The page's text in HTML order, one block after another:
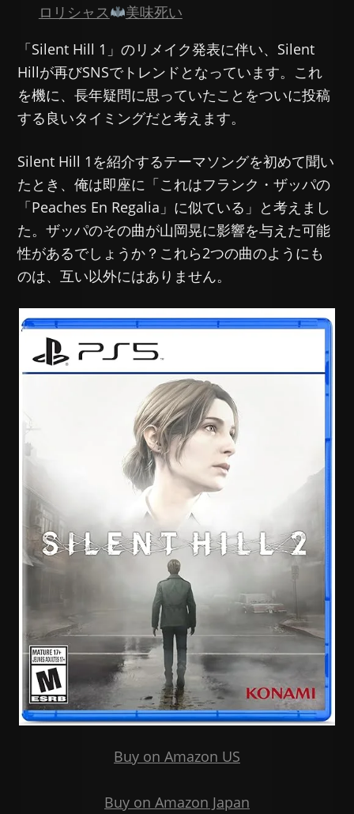
ロリシャス
美味死い
「Silent Hill 1」のリメイク発表に伴い、Silent
Hillが再びSNSでトレンドとなっています。これ
を機に、長年疑問に思っていたことをついに投稿
する良いタイミングだと考えます。
Silent Hill 1を紹介するテーマソングを初めて聞い
たとき、俺は即座に「これはフランク・ザッパの
「Peaches En Regalia」に似ている」と考えまし
た。ザッパのその曲が山岡晃に影響を与えた可能
性があるでしょうか？これら2つの曲のようにも
のは、互い以外にはありません。
Buy on Amazon US
Buy on Amazon Japan